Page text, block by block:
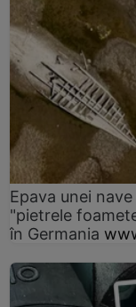
Epava unei
"pietrele
în Germania